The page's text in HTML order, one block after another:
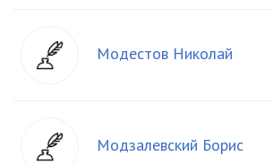
Модестов Николай
Модзалевский Борис